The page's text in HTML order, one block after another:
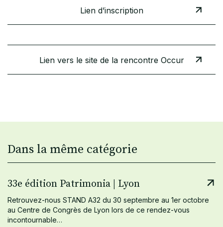
Lien d’inscription
Lien vers le site de la rencontre Occur
Dans la même catégorie
33e édition Patrimonia | Lyon
Retrouvez-nous STAND A32 du 30 septembre au 1er octobre
au Centre de Congrès de Lyon lors de ce rendez-vous
incontournable…